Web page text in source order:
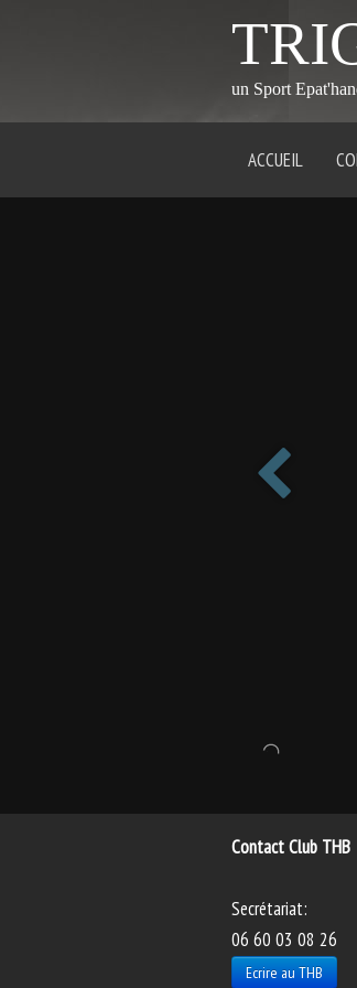
un Sport
ACCUEIL
Contact Club THB
Secrétariat:
06 60 03 08 26
Ecrire au THB